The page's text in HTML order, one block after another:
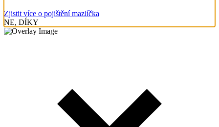
Zjistit více o pojištění mazlíčka
NE, DÍKY